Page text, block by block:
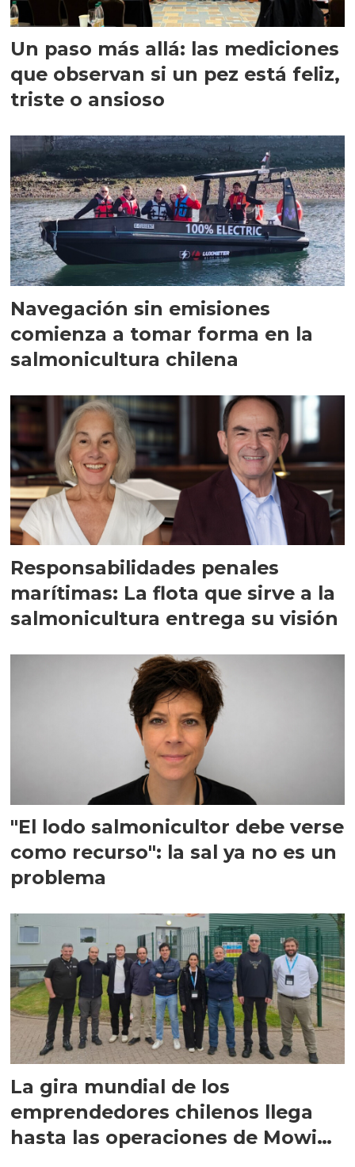
Un paso más allá: las mediciones
que observan si un pez está feliz,
triste o ansioso
Navegación sin emisiones
comienza a tomar forma en la
salmonicultura chilena
Responsabilidades penales
marítimas: La flota que sirve a la
salmonicultura entrega su visión
"El lodo salmonicultor debe verse
como recurso": la sal ya no es un
problema
La gira mundial de los
emprendedores chilenos llega
hasta las operaciones de Mowi